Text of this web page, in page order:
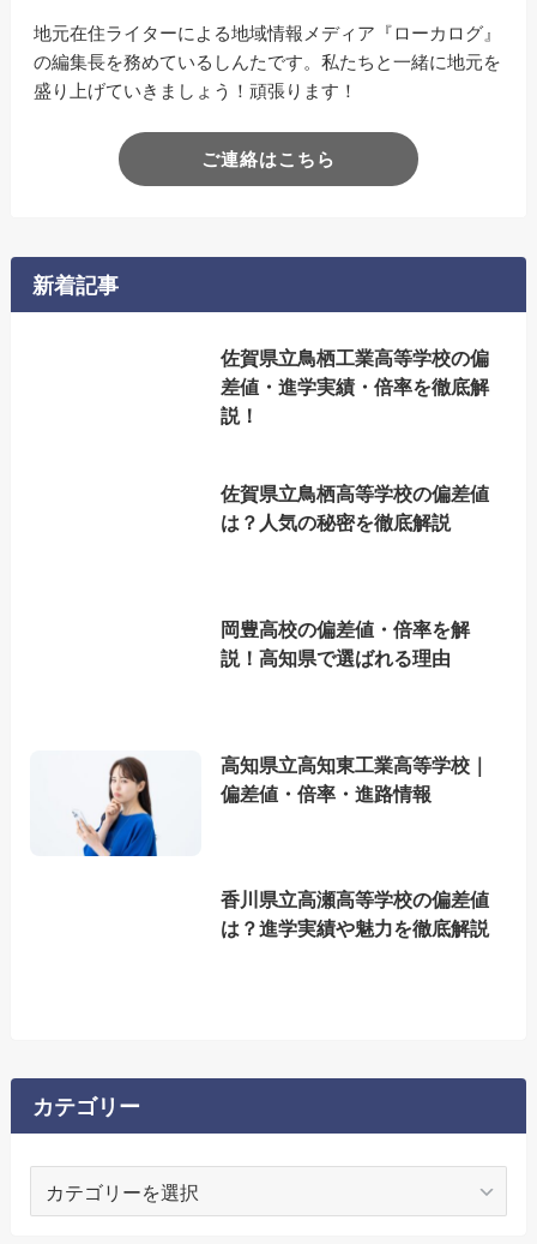
地元在住ライターによる地域情報メディア『ローカログ』
の編集長を務めているしんたです。私たちと一緒に地元を
盛り上げていきましょう！頑張ります！
ご連絡はこちら
新着記事
佐賀県立鳥栖工業高等学校の偏
差値・進学実績・倍率を徹底解
説！
佐賀県立鳥栖高等学校の偏差値
は？人気の秘密を徹底解説
岡豊高校の偏差値・倍率を解
説！高知県で選ばれる理由
高知県立高知東工業高等学校｜
偏差値・倍率・進路情報
香川県立高瀬高等学校の偏差値
は？進学実績や魅力を徹底解説
カテゴリー
テ